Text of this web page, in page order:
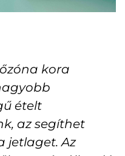
kora
ételt
az segíthet
jetlaget. Az